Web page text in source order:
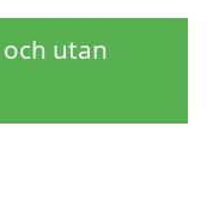
utan